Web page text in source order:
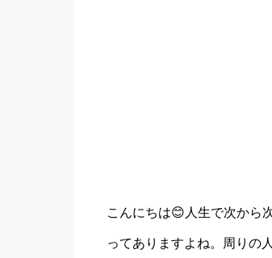
こんにちは😊人生で次から
ってありますよね。周りの